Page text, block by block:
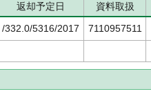
返却予定日
資料取扱
/332.0/5316/2017
7110957511